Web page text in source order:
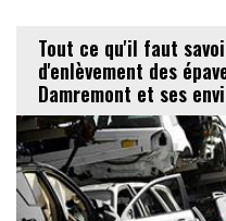
Tout ce qu'il faut
d'enlèvement des
Damremont et ses